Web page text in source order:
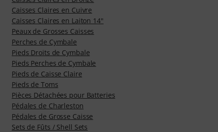
Caisses Claires en Cuivre
Caisses Claires en Laiton 14"
Peaux de Grosses Caisses
Perches de Cymbale
Pieds Droits de Cymbale
Pieds Perches de Cymbale
Pieds de Caisse Claire
Pieds de Toms
Pièces Détachées pour Batteries
Pédales de Charleston
Pédales de Grosse Caisse
Sets de Fûts / Shell Sets